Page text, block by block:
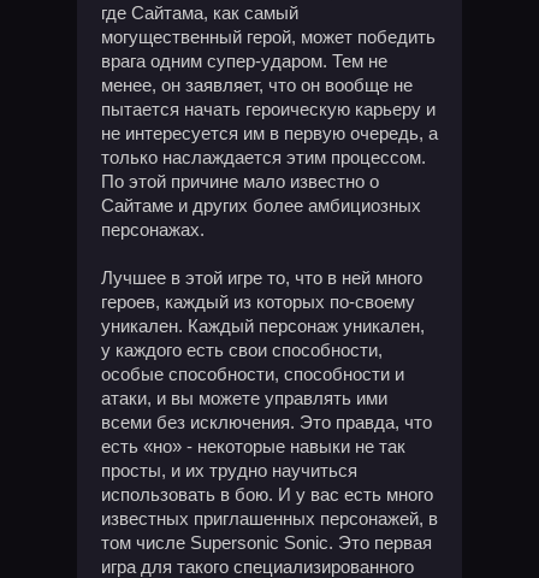
где Сайтама, как самый
могущественный герой, может победить
врага одним супер-ударом. Тем не
менее, он заявляет, что он вообще не
пытается начать героическую карьеру и
не интересуется им в первую очередь, а
только наслаждается этим процессом.
По этой причине мало известно о
Сайтаме и других более амбициозных
персонажах.
Лучшее в этой игре то, что в ней много
героев, каждый из которых по-своему
уникален. Каждый персонаж уникален,
у каждого есть свои способности,
особые способности, способности и
атаки, и вы можете управлять ими
всеми без исключения. Это правда, что
есть «но» - некоторые навыки не так
просты, и их трудно научиться
использовать в бою. И у вас есть много
известных приглашенных персонажей, в
том числе Supersonic Sonic. Это первая
игра для такого специализированного